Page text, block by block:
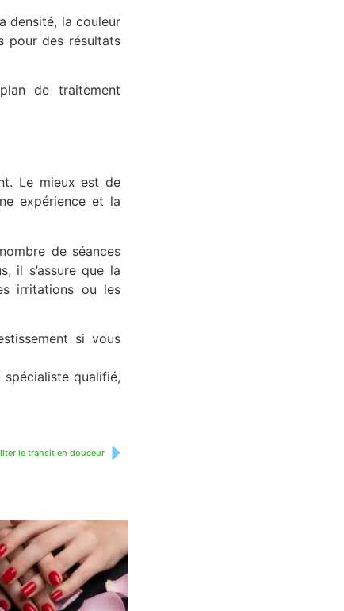
densité, la couleur
pour des résultats
de traitement
Le mieux est de
expérience et la
de séances
il s’assure que la
irritations ou les
si vous
qualifié,
le transit en douceur